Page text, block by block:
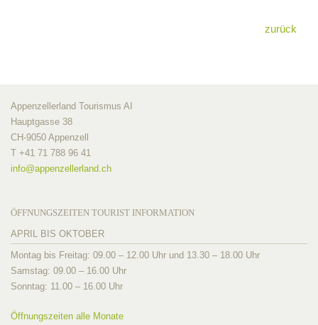
zurück
Appenzellerland Tourismus AI
Hauptgasse 38
CH-9050 Appenzell
T +41 71 788 96 41
info@appenzellerland.ch
ÖFFNUNGSZEITEN TOURIST INFORMATION
APRIL BIS OKTOBER
Montag bis Freitag: 09.00 – 12.00 Uhr und 13.30 – 18.00 Uhr
Samstag: 09.00 – 16.00 Uhr
Sonntag: 11.00 – 16.00 Uhr
Öffnungszeiten alle Monate